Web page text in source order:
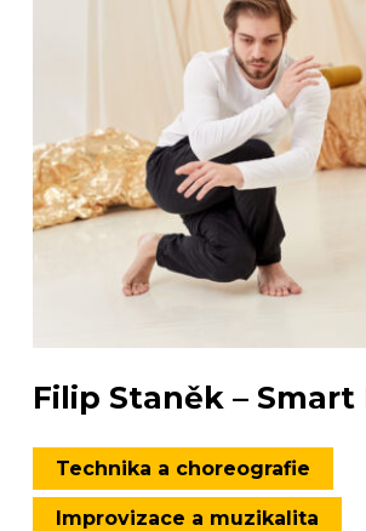
Filip Staněk – Smart
Technika a choreografie
Improvizace a muzikalita